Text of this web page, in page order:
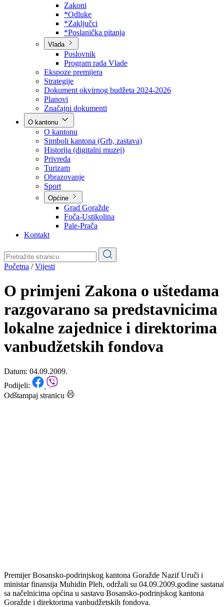
Poslovnik
Program rada Skupštine
Budžet 2026
Zakoni
*Odluke
*Zaključci
*Poslanička pitanja
Vlada
Poslovnik
Program rada Vlade
Ekspoze premijera
Strategije
Dokument okvirnog budžeta 2024-2026
Planovi
Značajni dokumenti
O kantonu
O kantonu
Simboli kantona (Grb, zastava)
Historija (digitalni muzej)
Privreda
Turizam
Obrazovanje
Općine
Pale-Prača
Kontakt
Početna/Vijesti
O primjeni Zakona o uštedama
razgovarano sa predstavnicima
lokalne zajednice i direktorima
vanbudžetskih fondova
Datum: 04.09.2009.
Premijer Bosansko-podrinjskog kantona Goražde Nazif Uruči i